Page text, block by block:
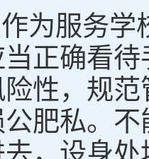
为服务学
正确看
性，规
肥私。